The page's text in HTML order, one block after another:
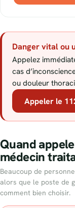
Danger vital ou
Appelez
cas
ou douleur
Appeler le
Quand
médecin
Beaucoup de
alors que le poste de
comment bien choisir.